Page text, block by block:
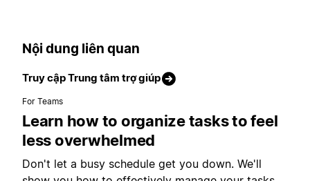
Nội dung liên quan
Truy cập Trung tâm trợ giúp
For Teams
Learn how to organize tasks to feel
less overwhelmed
Don't let a busy schedule get you down. We'll